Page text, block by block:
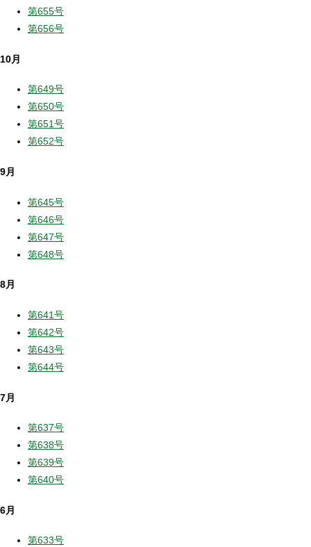
第655号
第656号
10月
第649号
第650号
第651号
第652号
9月
第645号
第646号
第647号
第648号
8月
第641号
第642号
第643号
第644号
7月
第637号
第638号
第639号
第640号
6月
第633号